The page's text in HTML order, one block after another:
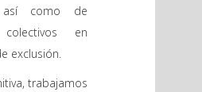
así como de
en
exclusión.
trabajamos